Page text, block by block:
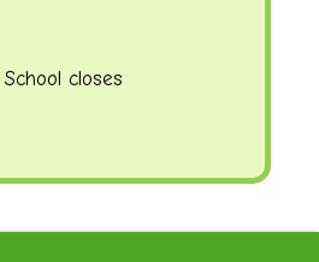
closes